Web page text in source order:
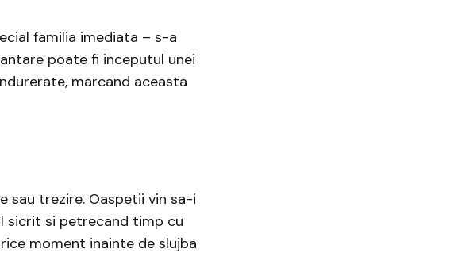
familia imediata – s-a
poate fi inceputul unei
marcand aceasta
sau trezire. Oaspetii vin sa-i
sicrit si petrecand timp cu
moment inainte de slujba